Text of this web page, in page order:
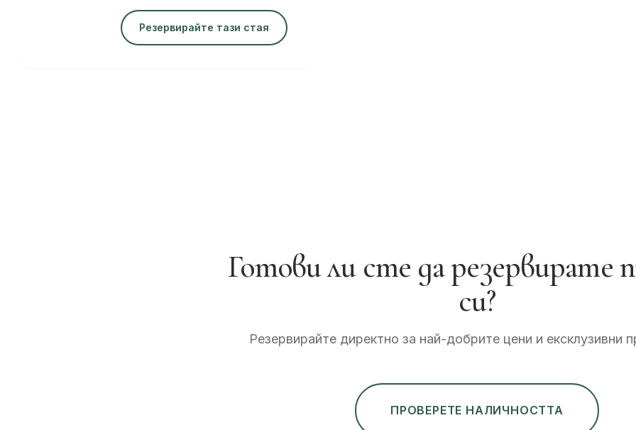
Резервирайте тази стая
Готови ли сте да резервирате
си?
Резервирайте директно за най-добрите цени и ексклузивни
ПРОВЕРЕТЕ НАЛИЧНОСТТА